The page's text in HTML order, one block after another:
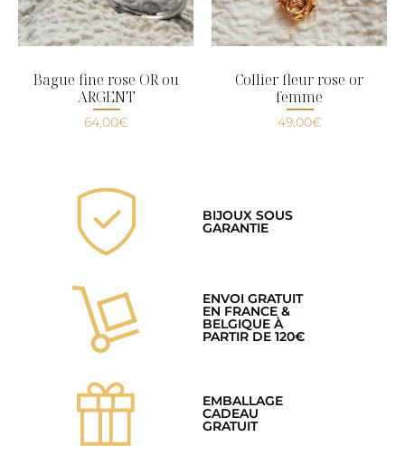
Bague fine rose OR ou
ARGENT
64,00€
Collier fleur rose or
femme
49,00€
BIJOUX SOUS
GARANTIE
ENVOI GRATUIT
EN FRANCE &
BELGIQUE À
PARTIR DE 120€
EMBALLAGE
CADEAU
GRATUIT